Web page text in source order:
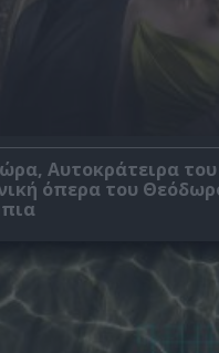
Αυτοκράτειρα του
όπερα του